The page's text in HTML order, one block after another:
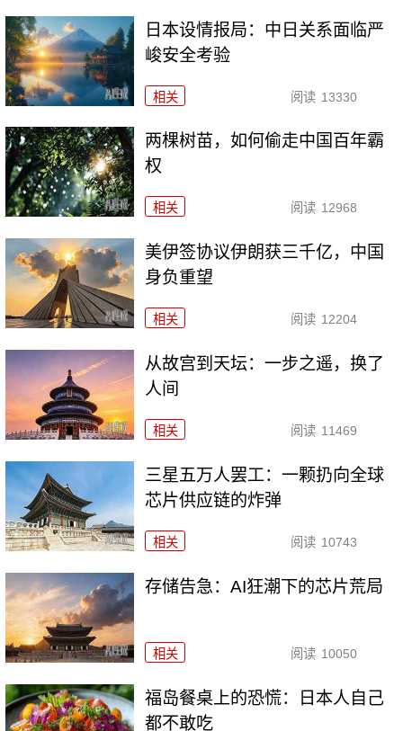
日本设情报局：中日关系面临严
峻安全考验
相关 阅读 13330
两棵树苗，如何偷走中国百年霸
权
相关 阅读 12968
美伊签协议伊朗获三千亿，中国
身负重望
相关 阅读 12204
从故宫到天坛：一步之遥，换了
人间
相关 阅读 11469
三星五万人罢工：一颗扔向全球
芯片供应链的炸弹
相关 阅读 10743
存储告急：AI狂潮下的芯片荒局
相关 阅读 10050
福岛餐桌上的恐慌：日本人自己
都不敢吃